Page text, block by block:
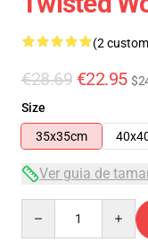
(2
€28.69 €22.95
Size
35x35cm
Ver guia de